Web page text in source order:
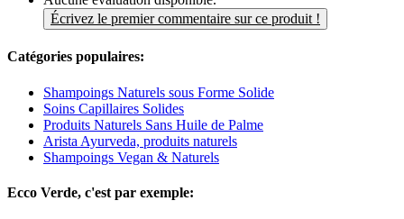
Écrivez le premier commentaire sur ce produit !
Catégories populaires:
Shampoings Naturels sous Forme Solide
Soins Capillaires Solides
Produits Naturels Sans Huile de Palme
Arista Ayurveda, produits naturels
Shampoings Vegan & Naturels
Ecco Verde, c'est par exemple: